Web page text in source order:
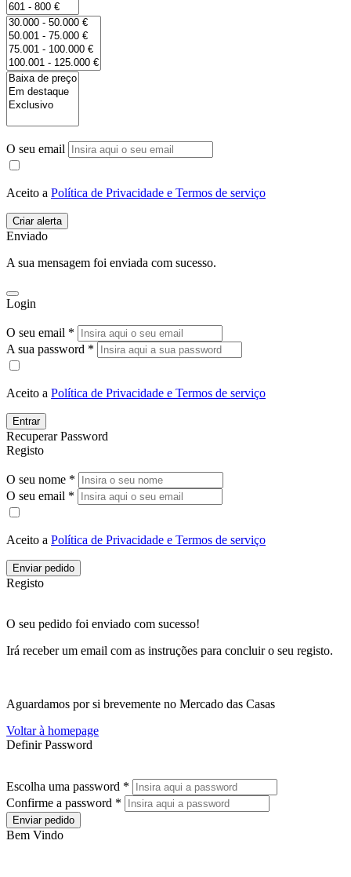
O seu email
Aceito a Política de Privacidade e Termos de serviço
Enviado
A sua mensagem foi enviada com sucesso.
Login
O seu email *
A sua password *
Aceito a Política de Privacidade e Termos de serviço
Entrar
Recuperar Password
Registo
O seu nome *
O seu email *
Aceito a Política de Privacidade e Termos de serviço
Enviar pedido
Registo
O seu pedido foi enviado com sucesso!
Irá receber um email com as instruções para concluir o seu registo.
Aguardamos por si brevemente no Mercado das Casas
Voltar à homepage
Definir Password
Escolha uma password *
Confirme a password *
Enviar pedido
Bem Vindo